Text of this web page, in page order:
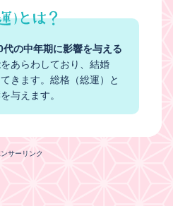
代の中年期に影響を与える
あらわしており、結婚
きます。総格（総運）と
与えます。
サーリンク